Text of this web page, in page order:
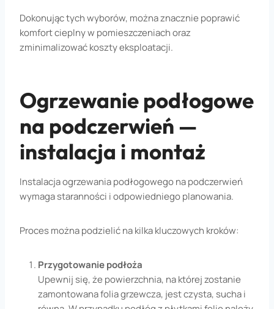
Dokonując tych wyborów, można znacznie poprawić
komfort cieplny w pomieszczeniach oraz
zminimalizować koszty eksploatacji.
Ogrzewanie podłogowe
na podczerwień —
instalacja i montaż
Instalacja ogrzewania podłogowego na podczerwień
wymaga staranności i odpowiedniego planowania.
Proces można podzielić na kilka kluczowych kroków:
Przygotowanie podłoża
Upewnij się, że powierzchnia, na której zostanie
zamontowana folia grzewcza, jest czysta, sucha i